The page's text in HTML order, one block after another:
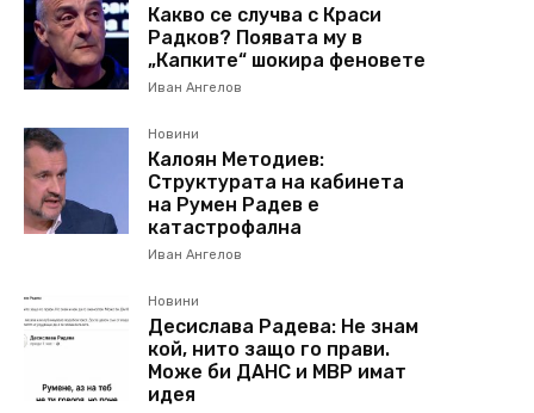
Какво се случва с Краси
Радков? Появата му в
„Капките“ шокира феновете
Иван Ангелов
Новини
Калоян Методиев:
Структурата на кабинета
на Румен Радев е
катастрофална
Иван Ангелов
Новини
Десислава Радева: Не знам
кой, нито защо го прави.
Може би ДАНС и МВР имат
идея